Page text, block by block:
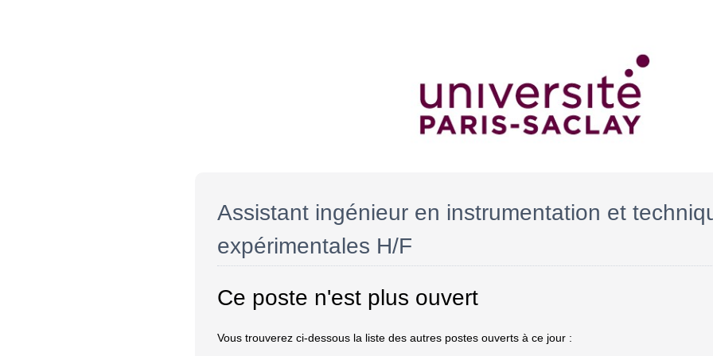
Assistant ingénieur en instrumentation et
expérimentales H/F
Ce poste n'est plus ouvert
Vous trouverez ci-dessous la liste des autres postes ouverts à ce jour :